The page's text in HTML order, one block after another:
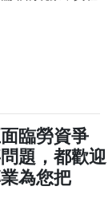
臨勞資爭
題，都歡迎
為您把